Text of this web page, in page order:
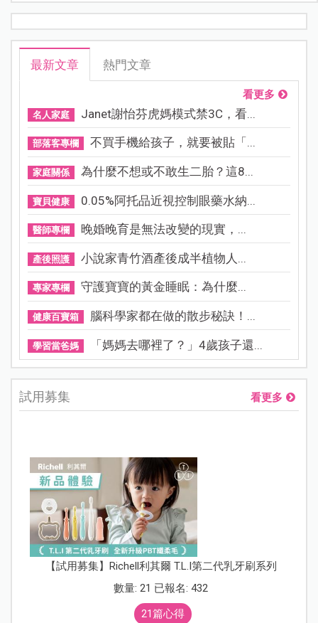
最新文章 熱門文章
看更多
名人家庭 Janet謝怡芬虎媽模式禁3C，看...
部落客專欄 不買手機給孩子，就要被貼「...
家庭關係 為什麼不想或不敢生二胎？這8...
寶貝健康 0.05%阿托品近視控制眼藥水納...
醫師專欄 晚婚晚育是無法改變的現實，...
產後照護 小說家青竹酒產後成半植物人...
專家專欄 守護寶寶的黃金睡眠：為什麼...
健康百寶箱 腦科學家都在做的散步秘訣！...
學習當爸媽 「媽媽去哪裡了？」4歲孩子還...
試用募集 看更多
【試用募集】Richell利其爾 T.L.I第二代乳牙刷系列
數量: 21 已報名: 432
21篇心得